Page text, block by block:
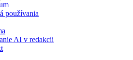
používania
AI v redakcii